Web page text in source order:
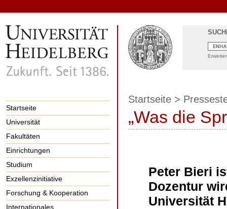
Startseite
Universität
Fakultäten
Einrichtungen
Studium
Exzellenzinitiative
Forschung & Kooperation
Internationales
Startseite >
„Was die
Peter Bieri
Dozentur
Universität